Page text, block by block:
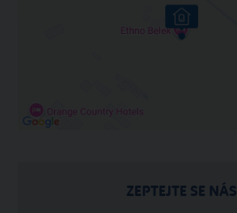
ZEPTEJTE SE NÁS